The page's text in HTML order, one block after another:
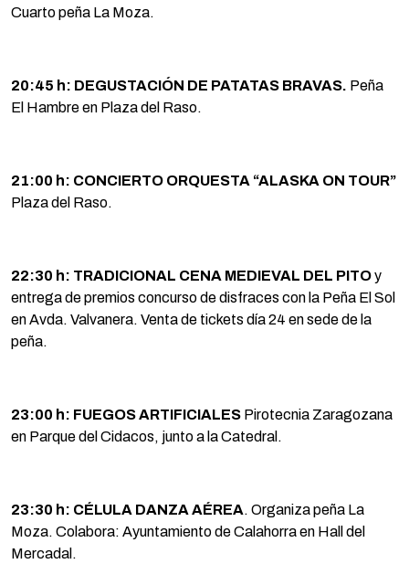
Cuarto peña La Moza.
20:45 h: DEGUSTACIÓN DE PATATAS BRAVAS. Peña
El Hambre en Plaza del Raso.
21:00 h: CONCIERTO ORQUESTA “ALASKA ON TOUR”
Plaza del Raso.
22:30 h: TRADICIONAL CENA MEDIEVAL DEL PITOy
entrega de premios concurso de disfraces con la Peña El Sol
en Avda. Valvanera. Venta de tickets día 24 en sede de la
peña.
23:00 h: FUEGOS ARTIFICIALES Pirotecnia Zaragozana
en Parque del Cidacos, junto a la Catedral.
23:30 h: CÉLULA DANZA AÉREA. Organiza peña La
Moza. Colabora: Ayuntamiento de Calahorra en Hall del
Mercadal.